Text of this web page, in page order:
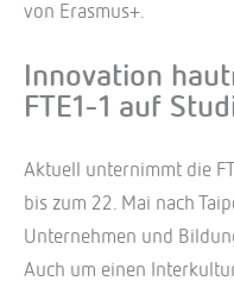
von Erasmus+.
Innovation
FTE1-1 auf
Aktuell unternimmt die
bis zum 22. Mai nach
Unternehmen und
Auch um einen